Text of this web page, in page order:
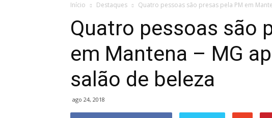
Início Destaques Quatro pessoas são presas pela PM em
Quatro pessoas são
em Mantena – MG
salão de beleza
ago 24, 2018